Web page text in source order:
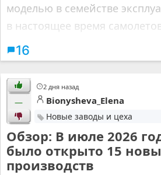
моделью в семействе
в настоящее время
16
2 дня назад
— Bionysheva_Elena
Новые заводы и цеха
Обзор: В июле 2026
было открыто 15
производств